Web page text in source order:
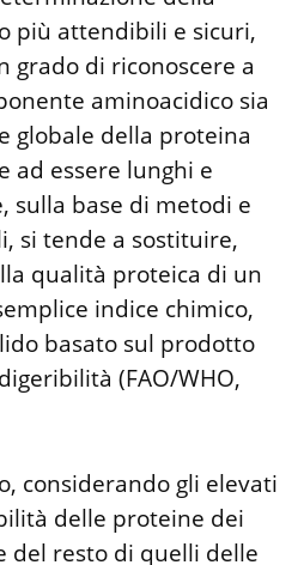
più attendibili e sicuri,
grado di riconoscere a
aminoacidico sia
globale della proteina
ad essere lunghi e
sulla base di metodi e
si tende a sostituire,
qualità proteica di un
indice chimico,
basato sul prodotto
(FAO/WHO,
considerando gli elevati
delle proteine dei
del resto di quelli delle